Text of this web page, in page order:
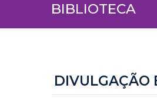
BIBLIOTECA
DIVULGAÇÃO